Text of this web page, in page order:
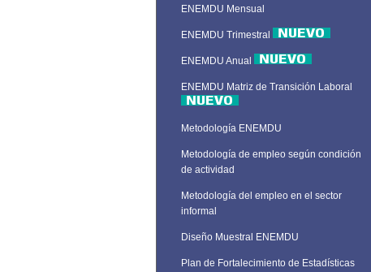
ENEMDU Mensual
ENEMDU Trimestral
ENEMDU Anual
ENEMDU Matriz de Transición Laboral
Metodología ENEMDU
Metodología de empleo según condición
de actividad
Metodología del empleo en el sector
informal
Diseño Muestral ENEMDU
Plan de Fortalecimiento de Estadísticas